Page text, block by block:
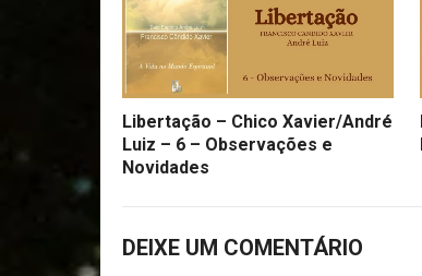
Libertação – Chico Xavier/André
Luiz – 6 – Observações e
Novidades
DEIXE UM COMENTÁRIO